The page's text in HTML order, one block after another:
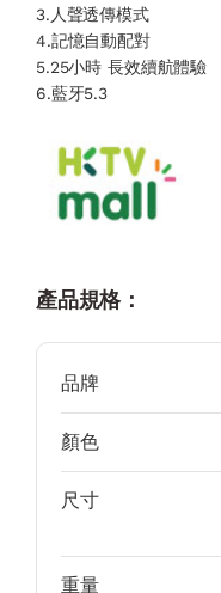
3.人聲透傳模式
4.記憶自動配對
5.25小時 長效續航體驗
6.藍牙5.3
產品規格：
品牌
顏色
尺寸
重量